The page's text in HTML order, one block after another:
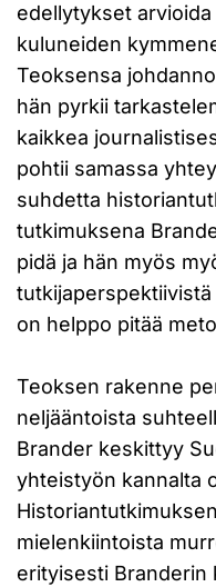
edellytykset
kuluneiden
Teoksensa
hän pyrkii
kaikkea
pohtii samassa
suhdetta
tutkimuksena
pidä ja hän myös
on helppo pitää
Teoksen rakenne
neljääntoista
Brander keskittyy
yhteistyön kannalta
mielenkiintoista
erityisesti Branderin